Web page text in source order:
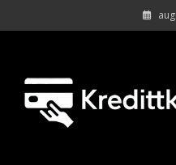
to